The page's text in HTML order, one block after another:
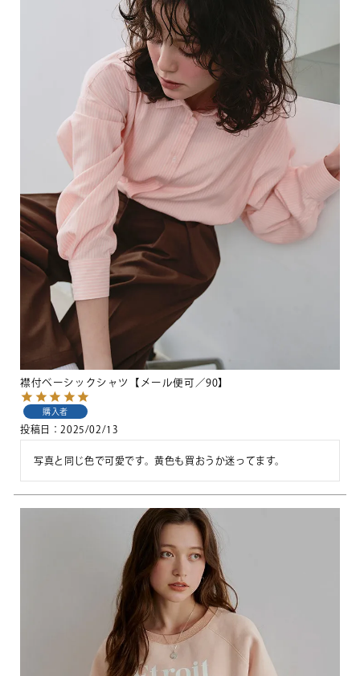
襟付ベーシックシャツ【メール便可／90】
購入者
投稿日 2025/02/13
写真と同じ色で可愛です。黄色も買おうか迷ってます。